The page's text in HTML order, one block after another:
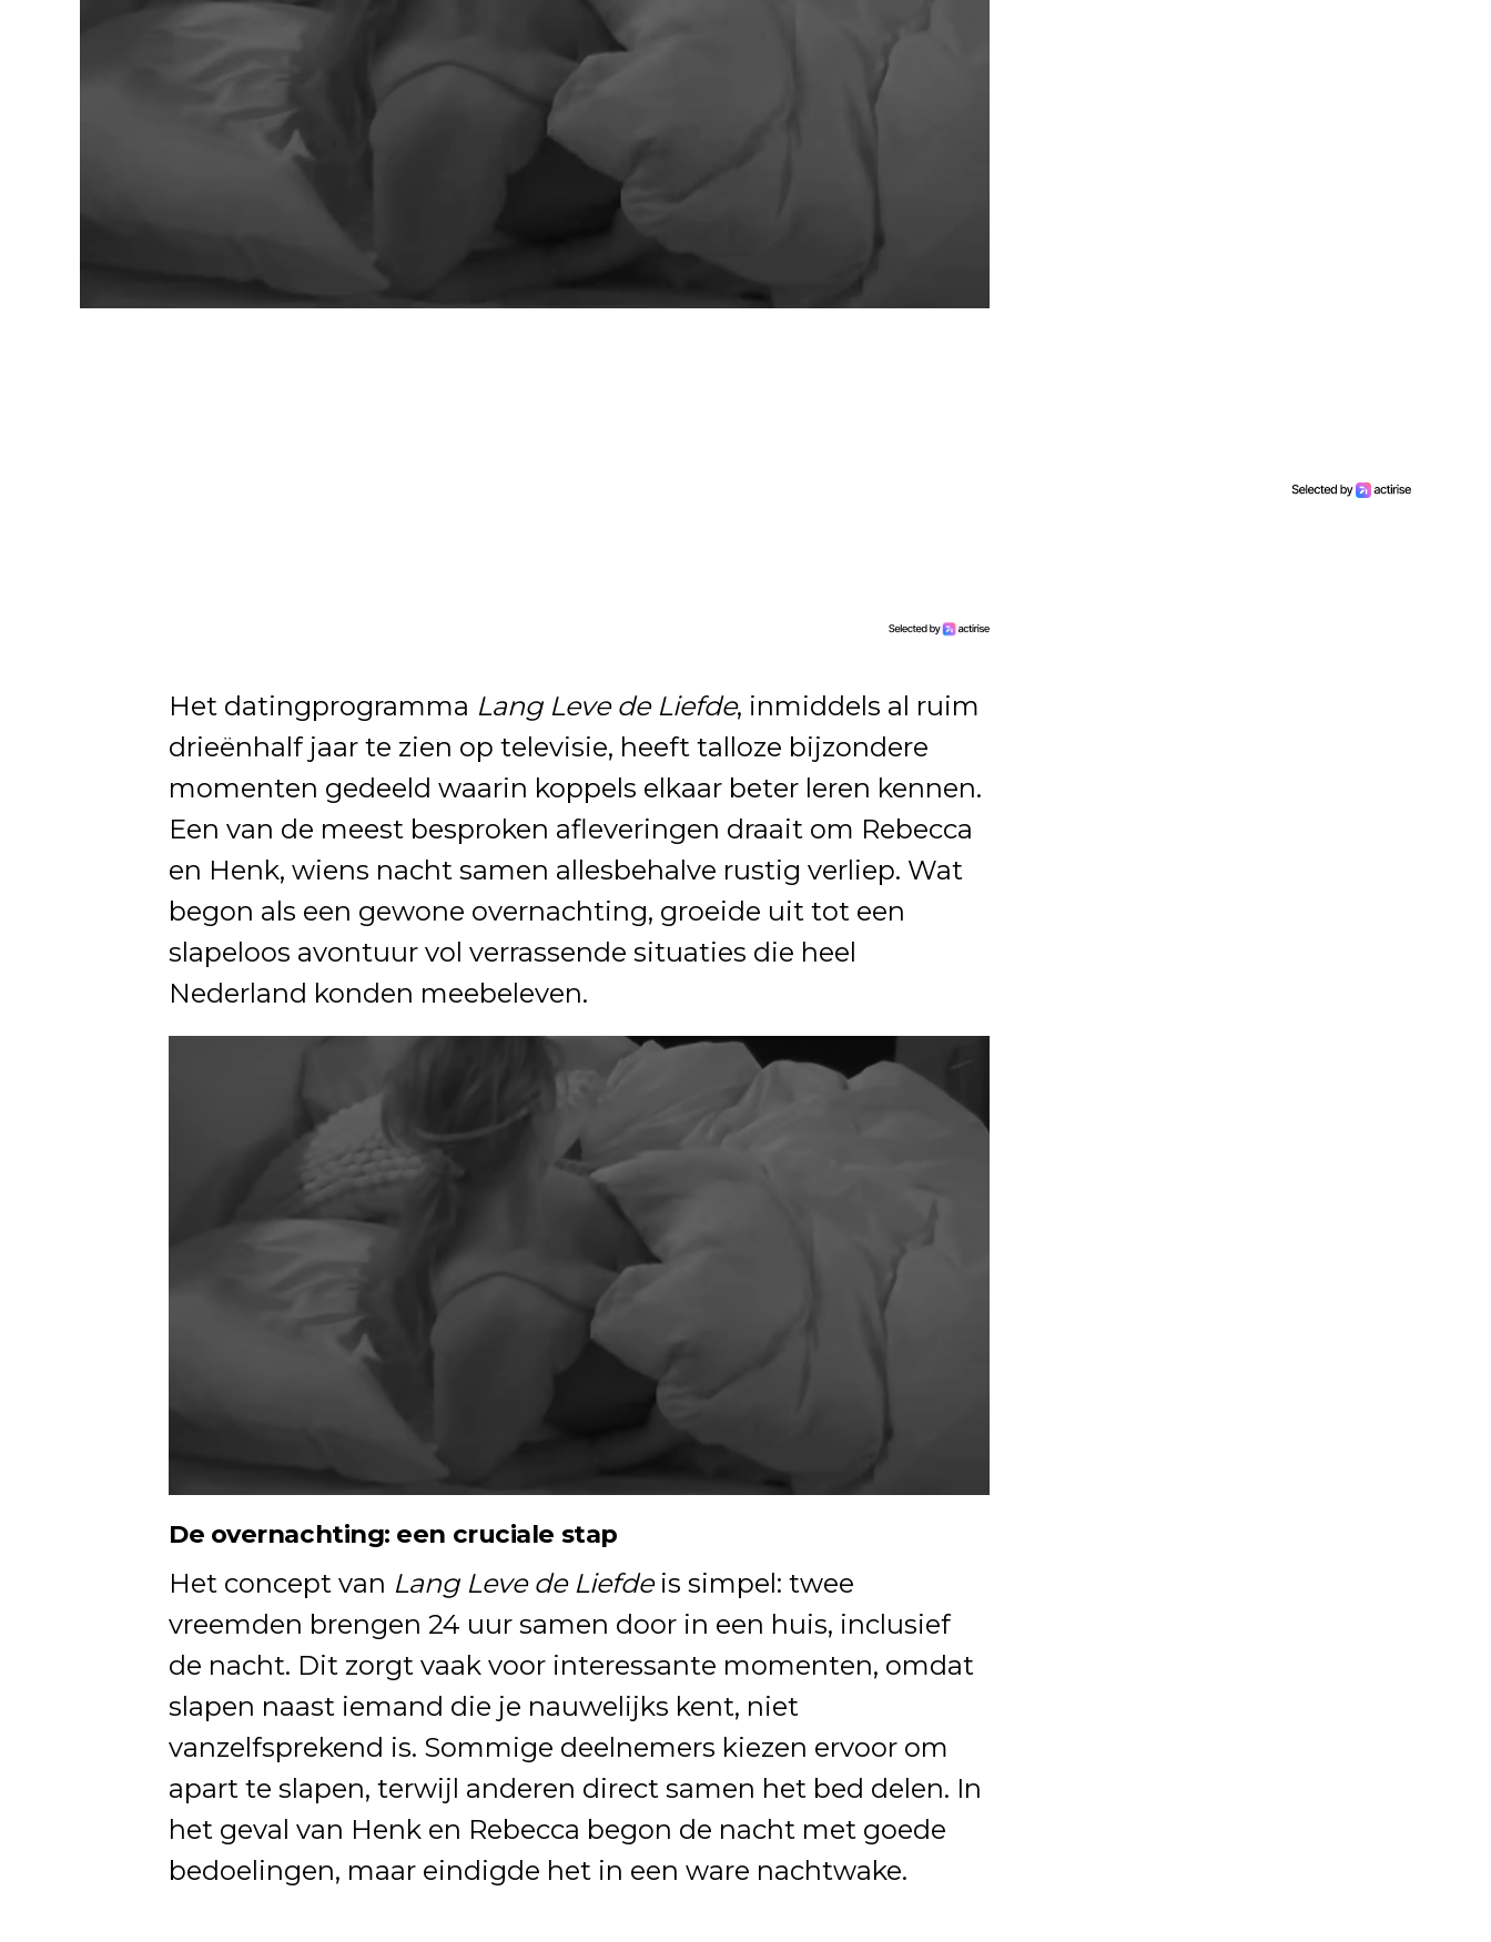
Het datingprogramma Lang Leve de Liefde, inmiddels al ruim
drieënhalf jaar te zien op televisie, heeft talloze bijzondere
momenten gedeeld waarin koppels elkaar beter leren kennen.
Een van de meest besproken afleveringen draait om Rebecca
en Henk, wiens nacht samen allesbehalve rustig verliep. Wat
begon als een gewone overnachting, groeide uit tot een
slapeloos avontuur vol verrassende situaties die heel
Nederland konden meebeleven.
De overnachting: een cruciale stap
Het concept van Lang Leve de Liefdeis simpel: twee
vreemden brengen 24 uur samen door in een huis, inclusief
de nacht. Dit zorgt vaak voor interessante momenten, omdat
slapen naast iemand die je nauwelijks kent, niet
vanzelfsprekend is. Sommige deelnemers kiezen ervoor om
apart te slapen, terwijl anderen direct samen het bed delen. In
het geval van Henk en Rebecca begon de nacht met goede
bedoelingen, maar eindigde het in een ware nachtwake.